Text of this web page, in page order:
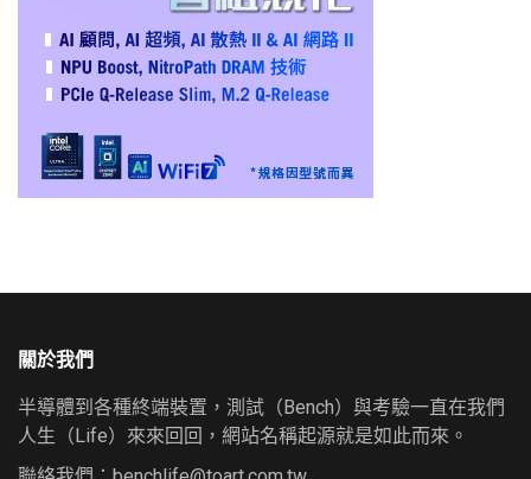
關於我們
半導體到各種終端裝置，測試（Bench）與考驗一直在我們
人生（Life）來來回回，網站名稱起源就是如此而來。